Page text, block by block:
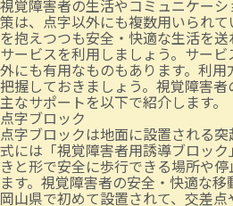
視覚障害者の生活やコミュニケー
策は、点字以外にも複数用いられ
を抱えつつも安全・快適な生活を
サービスを利用しましょう。サー
外にも有用なものもあります。利
把握しておきましょう。視覚障害
主なサポートを以下で紹介します。
点字ブロック
点字ブロックは地面に設置される
式には「視覚障害者用誘導ブロッ
きと形で安全に歩行できる場所や
ます。視覚障害者の安全・快適な
岡山県で初めて設置されて、交差